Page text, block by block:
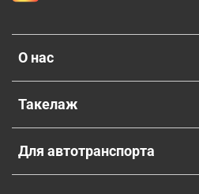
О нас
Такелаж
Для автотранспорта